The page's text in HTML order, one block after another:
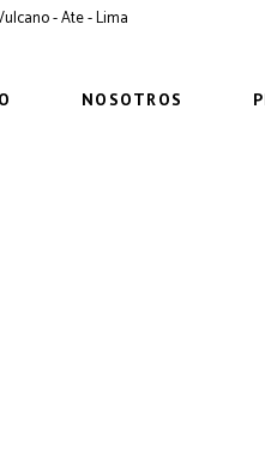
- Ate - Lima
NOSOTROS